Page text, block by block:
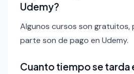
Udemy?
Algunos cursos son gratuitos,
parte son de pago en Udemy.
Cuanto tiempo se tarda